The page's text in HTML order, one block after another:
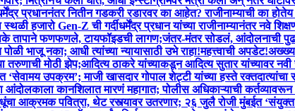
प्रधाननंतर नितीन गडकरी रडारवर का आहेत? राजीनाम्याची का होतेय
हजारो Gen-Z ची गर्दीधर्मेंद्र प्रधान यांच्या राजीनाम्यानंतर नवे
तापाने फणफणले, टायफॉइडची लागण;जंतर-मंतर सोडलं, आंदोलनाची
पोळी भाजू नका; आधी त्यांच्या न्यायासाठी उभे राहा!महत्त्वाची
मोठी झेप;आदित्य ठाकरे यांच्याकडून आदित्य सुतार यांच्यावर नवी
‘सेवामय उपक्रम’; माजी खासदार गोपाल शेट्टी यांच्या हस्ते रक्तदात्यांचा
आंदोलकाला कानशि‍लात मारणं महागात; पोलीस अधिकाऱ्याची
आक्रमक पवित्रा, थेट रस्त्यावर उतरणार; २६ जुलै रोजी मुंबईत ‘संयुक्त